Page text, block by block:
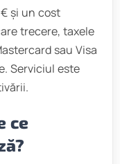
€ și un cost
trecere, taxele
sau Visa
Serviciul este
ce